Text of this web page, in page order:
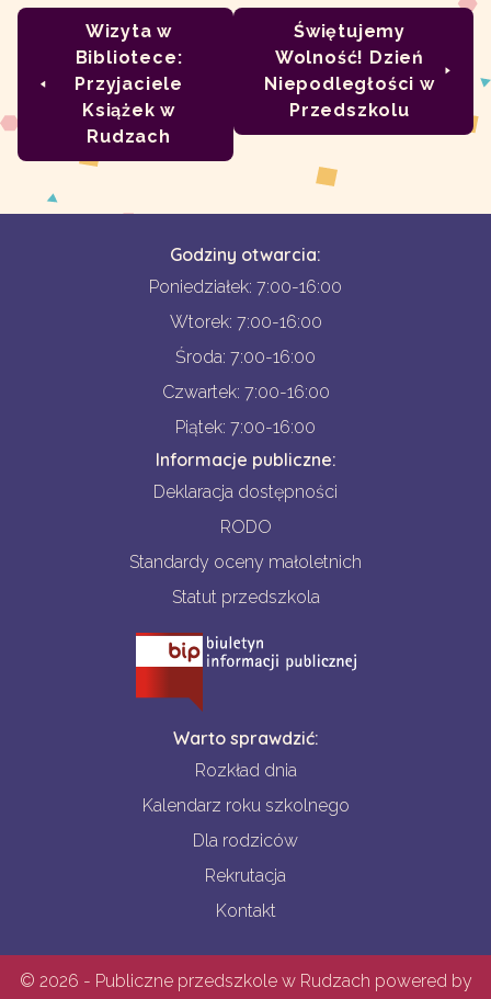
Wizyta w
Bibliotece:
Przyjaciele
Książek w
Rudzach
Świętujemy
Wolność! Dzień
Niepodległości w
Przedszkolu
Godziny otwarcia:
Poniedziałek: 7:00-16:00
Wtorek: 7:00-16:00
Środa: 7:00-16:00
Czwartek: 7:00-16:00
Piątek: 7:00-16:00
Informacje publiczne:
Deklaracja dostępności
RODO
Standardy oceny małoletnich
Statut przedszkola
Warto sprawdzić:
Rozkład dnia
Kalendarz roku szkolnego
Dla rodziców
Rekrutacja
Kontakt
© 2026 - Publiczne przedszkole w Rudzach powered by